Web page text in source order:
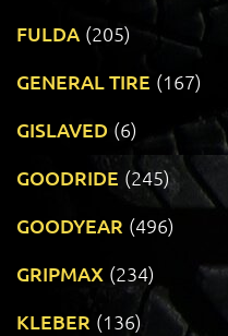
FULDA (205)
GENERAL TIRE (167)
GISLAVED (6)
GOODRIDE (245)
GOODYEAR (496)
GRIPMAX (234)
KLEBER (136)